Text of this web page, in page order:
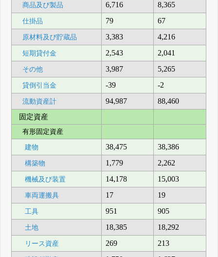
商品及び製品 6,716 8,365
仕掛品 79 67
原材料及び貯蔵品 3,383 4,216
短期貸付金 2,543 2,041
その他 3,987 5,265
貸倒引当金 -39 -2
流動資産計 94,987
88,460
固定資産
有形固定資産
建物 38,475 38,386
構築物 1,779 2,262
機械及び装置 14,178 15,003
車両運搬具 17 19
工具 951 905
土地 18,385 18,292
リース資産 269 213